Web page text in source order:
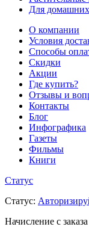
Для
О компании
Условия
Способы
Скидки
Акции
Где купить?
Отзывы и
Контакты
Блог
Инфографика
Газеты
Фильмы
Книги
Статус
Статус:
Начисление с заказа